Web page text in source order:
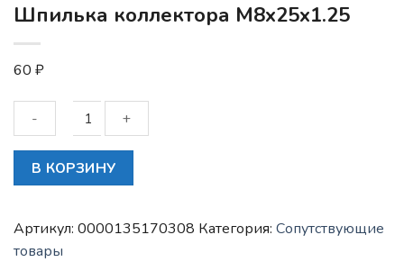
Шпилька коллектора М8x25x1.25
60 ₽
Количество
коллектора
М8x25x1.25
В КОРЗИНУ
Артикул: 0000135170308 Категория: Сопутствующие
товары